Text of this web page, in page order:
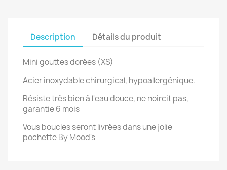
Description Détails du produit
Mini gouttes dorées (XS)
Acier inoxydable chirurgical, hypoallergénique.
Résiste très bien à l'eau douce, ne noircit pas,
garantie 6 mois
Vous boucles seront livrées dans une jolie
pochette By Mood's